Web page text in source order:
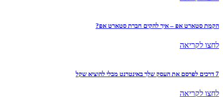
הקמת סטארט אפ – איך להקים חברת סטארט אפ?
לחצו לקריאה
7 דרכים לפרסם את העסק שלך באינטרנט מבלי להוציא שקל
לחצו לקריאה